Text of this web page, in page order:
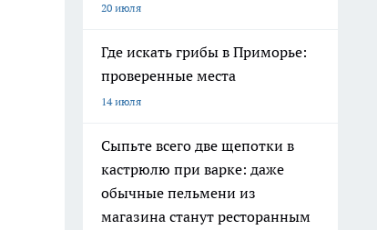
20 июля
Где искать грибы в Приморье:
проверенные места
14 июля
Сыпьте всего две щепотки в
кастрюлю при варке: даже
обычные пельмени из
магазина станут ресторанным